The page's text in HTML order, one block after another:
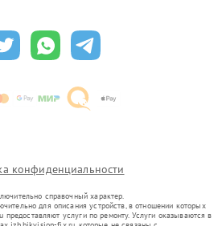
конфиденциальности
справочный характер.
для описания устройств, в отношении которых
услуги по ремонту. Услуги оказываются в